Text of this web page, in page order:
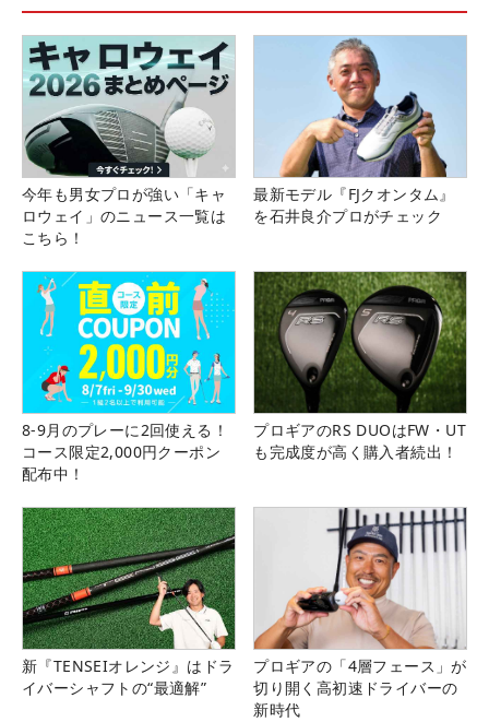
今年も男女プロが強い「キャ
ロウェイ」のニュース一覧は
こちら！
最新モデル『FJクオンタム』
を石井良介プロがチェック
8-9月のプレーに2回使える！
コース限定2,000円クーポン
配布中！
プロギアのRS DUOはFW・UT
も完成度が高く購入者続出！
新『TENSEIオレンジ』はドラ
イバーシャフトの“最適解”
プロギアの「4層フェース」が
切り開く高初速ドライバーの
新時代